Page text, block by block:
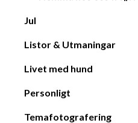
Jul
Listor & Utmaningar
Livet med hund
Personligt
Temafotografering